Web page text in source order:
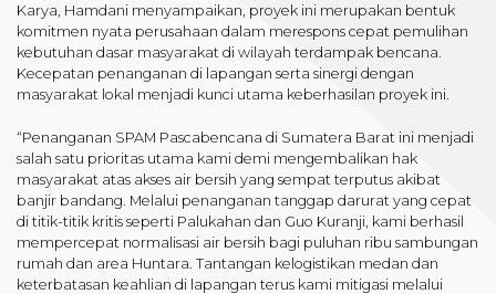
Karya, Hamdani menyampaikan, proyek ini merupakan bentuk
komitmen nyata perusahaan dalam merespons cepat pemulihan
kebutuhan dasar masyarakat di wilayah terdampak bencana.
Kecepatan penanganan di lapangan serta sinergi dengan
masyarakat lokal menjadi kunci utama keberhasilan proyek ini.
“Penanganan SPAM Pascabencana di Sumatera Barat ini menjadi
salah satu prioritas utama kami demi mengembalikan hak
masyarakat atas akses air bersih yang sempat terputus akibat
banjir bandang. Melalui penanganan tanggap darurat yang cepat
di titik-titik kritis seperti Palukahan dan Guo Kuranji, kami berhasil
mempercepat normalisasi air bersih bagi puluhan ribu sambungan
rumah dan area Huntara. Tantangan kelogistikan medan dan
keterbatasan keahlian di lapangan terus kami mitigasi melalui